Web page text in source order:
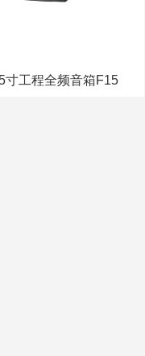
寸工程全频音箱F15